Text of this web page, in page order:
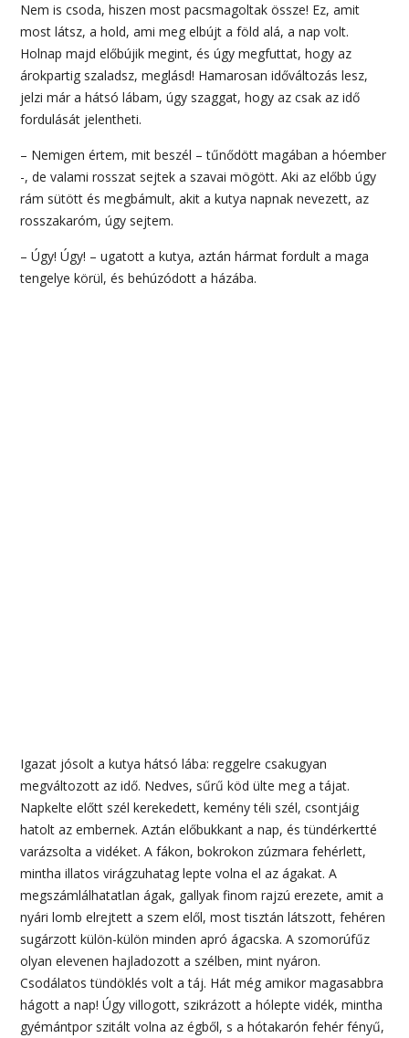
Nem is csoda, hiszen most pacsmagoltak össze! Ez, amit
most látsz, a hold, ami meg elbújt a föld alá, a nap volt.
Holnap majd előbújik megint, és úgy megfuttat, hogy az
árokpartig szaladsz, meglásd! Hamarosan időváltozás lesz,
jelzi már a hátsó lábam, úgy szaggat, hogy az csak az idő
fordulását jelentheti.
– Nemigen értem, mit beszél – tűnődött magában a hóember
-, de valami rosszat sejtek a szavai mögött. Aki az előbb úgy
rám sütött és megbámult, akit a kutya napnak nevezett, az
rosszakaróm, úgy sejtem.
– Úgy! Úgy! – ugatott a kutya, aztán hármat fordult a maga
tengelye körül, és behúzódott a házába.
Igazat jósolt a kutya hátsó lába: reggelre csakugyan
megváltozott az idő. Nedves, sűrű köd ülte meg a tájat.
Napkelte előtt szél kerekedett, kemény téli szél, csontjáig
hatolt az embernek. Aztán előbukkant a nap, és tündérkertté
varázsolta a vidéket. A fákon, bokrokon zúzmara fehérlett,
mintha illatos virágzuhatag lepte volna el az ágakat. A
megszámlálhatatlan ágak, gallyak finom rajzú erezete, amit a
nyári lomb elrejtett a szem elől, most tisztán látszott, fehéren
sugárzott külön-külön minden apró ágacska. A szomorúfűz
olyan elevenen hajladozott a szélben, mint nyáron.
Csodálatos tündöklés volt a táj. Hát még amikor magasabbra
hágott a nap! Úgy villogott, szikrázott a hólepte vidék, mintha
gyémántpor szitált volna az égből, s a hótakarón fehér fényű,